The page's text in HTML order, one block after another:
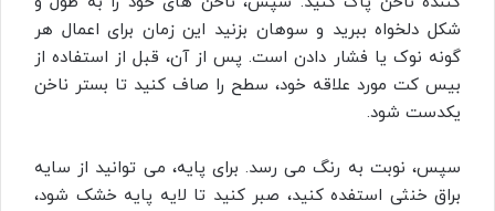
شکل دلخواه ببرید و سوهان بزنید این زمان برای اعمال هر
گونه نوک یا فشار دادن است. پس از آن، قبل از استفاده از
بیس کت مورد علاقه خود، سطح را صاف کنید تا بستر ناخن
یکدست شود.
سپس، نوبت به رنگ می رسد. برای پایه، می‌ توانید از سایه
براق خنثی استفده کنید، صبر کنید تا لایه پایه خشک شود،